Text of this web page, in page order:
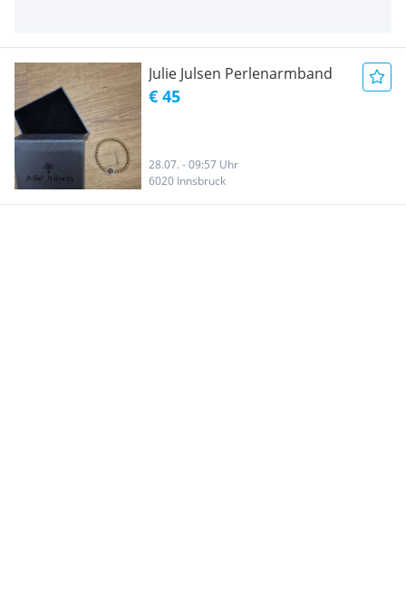
Julie Julsen Perlenarmband
€ 45
28.07. - 09:57 Uhr
6020 Innsbruck